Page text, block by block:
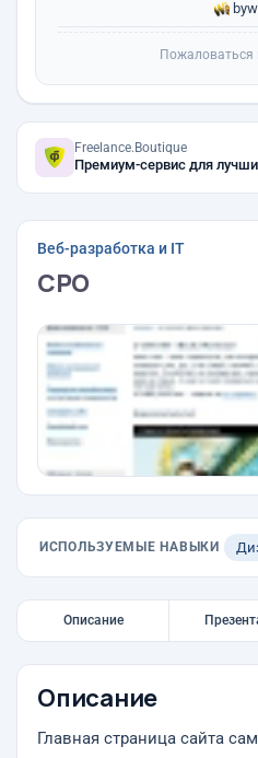
Пожаловаться
Freelance.Boutique
Премиум-сервис для
Веб-разработка и IT
СРО
ИСПОЛЬЗУЕМЫЕ НАВЫКИ
Описание
Описание
Главная страница сайта